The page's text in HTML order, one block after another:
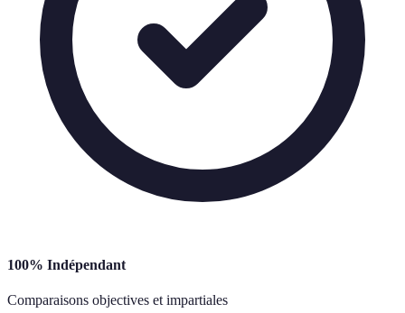
100% Indépendant
Comparaisons objectives et impartiales